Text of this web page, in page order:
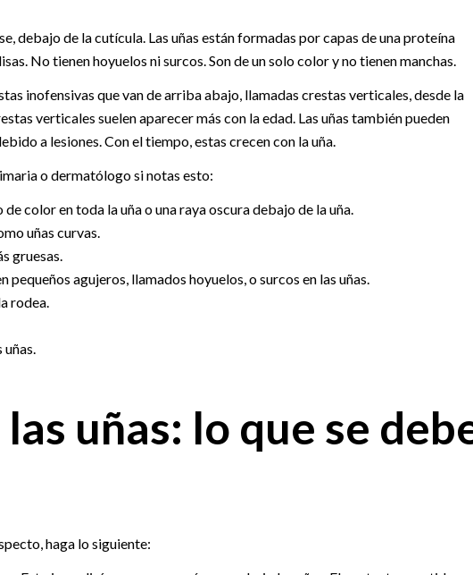
debajo de la cutícula. Las uñas están formadas por capas de una proteína
No tienen hoyuelos ni surcos. Son de un solo color y no tienen manchas.
inofensivas que van de arriba abajo, llamadas crestas verticales, desde la
verticales suelen aparecer más con la edad. Las uñas también pueden
a lesiones. Con el tiempo, estas crecen con la uña.
o dermatólogo si notas esto:
color en toda la uña o una raya oscura debajo de la uña.
uñas curvas.
gruesas.
pequeños agujeros, llamados hoyuelos, o surcos en las uñas.
rodea.
uñas: lo que se
haga lo siguiente: